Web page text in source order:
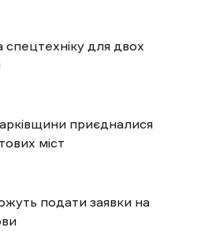
для двох
приєдналися
міст
подати заявки на